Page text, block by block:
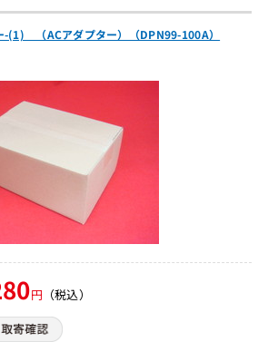
-(1) （ACアダプター）（DPN99-100A）
円 （税込）